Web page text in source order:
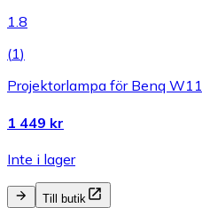
1.8
(1)
Projektorlampa för Benq
1 449 kr
Inte i lager
Till butik